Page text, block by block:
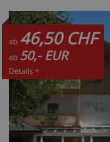
ab 46,50 CHF
ab 50,- EUR
Details +